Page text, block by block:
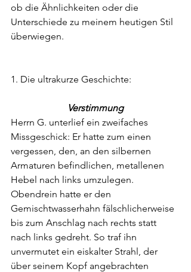
ob die Ähnlichkeiten oder die
Unterschiede zu meinem heutigen Stil
überwiegen.
1. Die ultrakurze Geschichte:
Verstimmung
Herrn G. unterlief ein zweifaches
Missgeschick: Er hatte zum einen
vergessen, den, an den silbernen
Armaturen befindlichen, metallenen
Hebel nach links umzulegen.
Obendrein hatte er den
Gemischtwasserhahn fälschlicherweise
bis zum Anschlag nach rechts statt
nach links gedreht. So traf ihn
unvermutet ein eiskalter Strahl, der
über seinem Kopf angebrachten